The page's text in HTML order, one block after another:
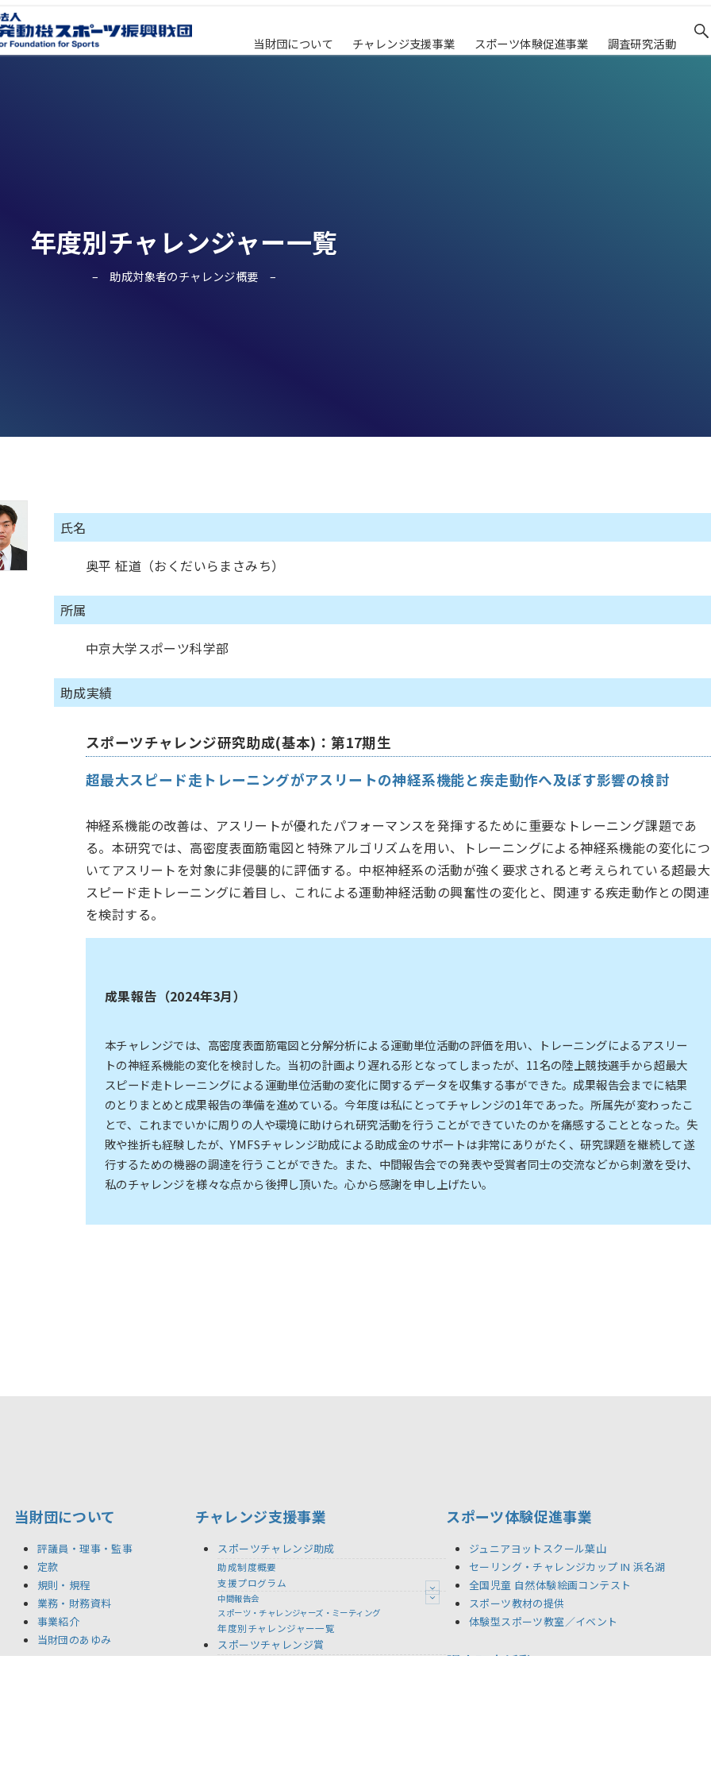
当財団について チャレンジ支援事業 スポーツ体験促進事業 調査研究活動
年度別チャレンジャー一覧
助成対象者のチャレンジ概要
氏名
奥平 柾道（おくだいらまさみち）
所属
中京大学スポーツ科学部
助成実績
スポーツチャレンジ研究助成(基本)：第17期生
超最大スピード走トレーニングがアスリートの神経系機能と疾走動作へ及ぼす影響の検討
神経系機能の改善は、アスリートが優れたパフォーマンスを発揮するために重要なトレーニング課題であ
る。本研究では、高密度表面筋電図と特殊アルゴリズムを用い、トレーニングによる神経系機能の変化につ
いてアスリートを対象に非侵襲的に評価する。中枢神経系の活動が強く要求されると考えられている超最大
スピード走トレーニングに着目し、これによる運動神経活動の興奮性の変化と、関連する疾走動作との関連
を検討する。
成果報告（2024年3月）
本チャレンジでは、高密度表面筋電図と分解分析による運動単位活動の評価を用い、トレーニングによるアスリー
トの神経系機能の変化を検討した。当初の計画より遅れる形となってしまったが、11名の陸上競技選手から超最大
スピード走トレーニングによる運動単位活動の変化に関するデータを収集する事ができた。成果報告会までに結果
のとりまとめと成果報告の準備を進めている。今年度は私にとってチャレンジの1年であった。所属先が変わったこ
とで、これまでいかに周りの人や環境に助けられ研究活動を行うことができていたのかを痛感することとなった。失
敗や挫折も経験したが、YMFSチャレンジ助成による助成金のサポートは非常にありがたく、研究課題を継続して遂
行するための機器の調達を行うことができた。また、中間報告会での発表や受賞者同士の交流などから刺激を受け、
私のチャレンジを様々な点から後押し頂いた。心から感謝を申し上げたい。
当財団について
評議員・理事・監事
定款
規則・規程
業務・財務資料
事業紹介
当財団のあゆみ
チャレンジ支援事業
スポーツチャレンジ助成
助成制度概要
支援プログラム
中間報告会
スポーツ・チャレンジャーズ・ミーティング
年度別チャレンジャー一覧
スポーツチャレンジ賞
スポーツ体験促進事業
ジュニアヨットスクール葉山
セーリング・チャレンジカップ IN 浜名湖
全国児童 自然体験絵画コンテスト
スポーツ教材の提供
体験型スポーツ教室／イベント
調査研究活動